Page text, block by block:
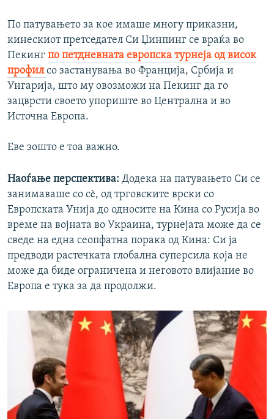
По патувањето за кое имаше многу приказни,
кинескиот претседател Си Џинпинг се враќа во
Пекинг по петдневната европска турнеја од висок
профил со застанувањa во Франција, Србија и
Унгарија, што му овозможи на Пекинг да го
зацврсти своето упориште во Централна и во
Источна Европа.
Еве зошто е тоа важнo.
Наоѓање перспектива: Додека на патувањето Си се
занимаваше со сè, од трговските врски со
Европската Унија до односите на Кина со Русија во
време на војната во Украина, турнејата може да се
сведе на една сеопфатна порака од Кина: Си ја
предводи растечката глобална суперсила која не
може да биде ограничена и неговото влијание во
Европа е тука за да продолжи.